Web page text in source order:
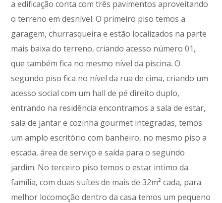
a edificação conta com três pavimentos aproveitando
o terreno em desnível. O primeiro piso temos a
garagem, churrasqueira e estão localizados na parte
mais baixa do terreno, criando acesso número 01,
que também fica no mesmo nível da piscina. O
segundo piso fica no nível da rua de cima, criando um
acesso social com um hall de pé direito duplo,
entrando na residência encontramos a sala de estar,
sala de jantar e cozinha gourmet integradas, temos
um amplo escritório com banheiro, no mesmo piso a
escada, área de serviço e saída para o segundo
jardim. No terceiro piso temos o estar intimo da
família, com duas suítes de mais de 32m² cada, para
melhor locomoção dentro da casa temos um pequeno